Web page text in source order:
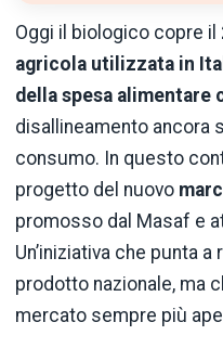
Oggi il biologico copre il
agricola utilizzata in
della spesa alimentare
disallineamento ancora
consumo. In questo
progetto del nuovo
promosso dal Masaf e
Un’iniziativa che punta
prodotto nazionale, ma
mercato sempre più